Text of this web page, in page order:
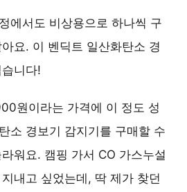
에서도 비상용으로 하나씩 구
요. 이 벤딕트 일산화탄소 경
니다!
원이라는 가격에 이 정도 성
소 경보기 감지기를 구매할 수
워요. 캠핑 가서 CO 가스누설
내고 싶었는데, 딱 제가 찾던